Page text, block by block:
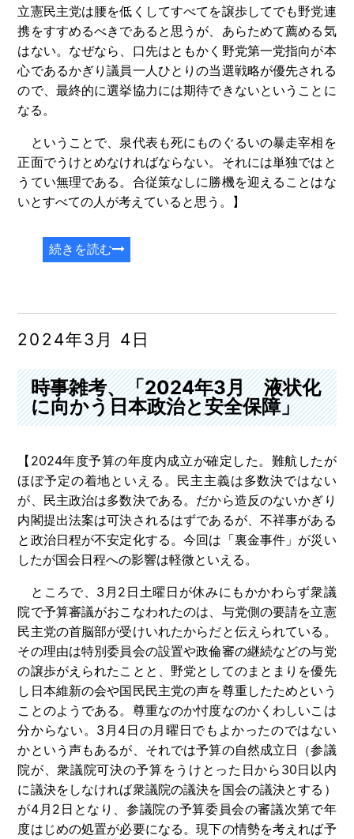
立憲民主党は腰を低くしてすべてを譲歩してでも野党連
携をすすめるべきであると思うが、あらためて薦める気
はない。なぜなら、口先はともかく野党第一党指向が本
心であるかぎり議員一人ひとりの当選戦略が優先される
ので、最終的に選挙協力には期待できないということに
なる。
ということで、泉代表も死にものぐるいの暴走宰相を
正面でうけとめなければならない。それには単独ではと
うてい無理である。合従策なしに勝機を迎えることはな
いとすべての人が考えていると思う。】
続きを読む
2024年3月 4日
時事雑考、「2024年3月 液状化
に向かう日本政治と安全保障」
【2024年度予算の年度内成立が確定した。難航したが
ほぼ予定の着地といえる。民主主義は多数決ではない
が、民主政治は多数決である。だから造反のないかぎり
内閣提出法案は可決されるはずであるが、不祥事がある
と政治日程が不安定化する。今回は「裏金事件」が災い
したが国会日程への影響は軽微といえる。
ところで、3月2日土曜日が休みにもかかわらず衆議
院で予算審議がおこなわれたのは、与党側の要請を立憲
民主党の首脳部が受けいれたからだと伝えられている。
その理由は特別委員会の設置や政倫審の継続などの与党
の譲歩がえられたことと、野党としてのまとまりを優先
し日本維新の会や国民民主党の声を尊重したためという
ことのようである。尊重なのか忖度なのかくわしいこは
分からない。3月4日の月曜日でもよかったのではない
かという声もあるが、それでは予算の自然成立日（参議
院が、衆議院可決の予算をうけとった日から30日以内
に議決をしなければ衆議院の議決を国会の議決とする）
が4月2日となり、参議院の予算委員会の審議次第で年
度はじめの処置が必要になる。現下の情勢を考えれば予